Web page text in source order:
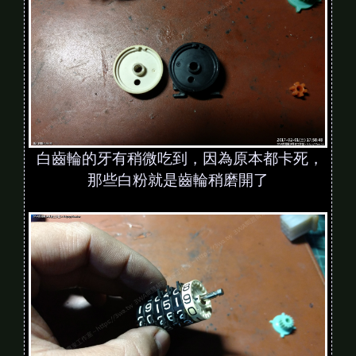
白齒輪的牙有稍微吃到，因為原本都卡死，
那些白粉就是齒輪稍磨開了